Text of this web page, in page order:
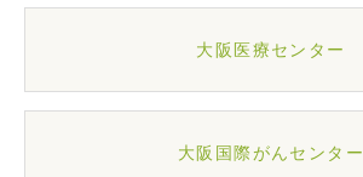
大阪医療センター
大阪国際がんセンター